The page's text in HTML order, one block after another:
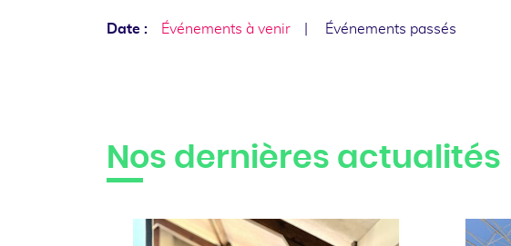
Date : Événements à venir Événements passés
Nos dernières actualités